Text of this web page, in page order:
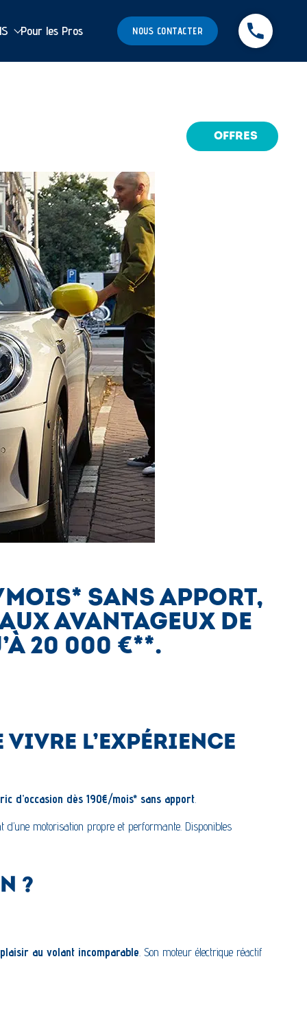
Pour les Pros NOUS CONTACTER
OFFRES
SANS APPORT,
AVANTAGEUX DE
20 000 €**.
L’EXPÉRIENCE
d’occasion dès 190€/mois* sans apport
motorisation propre et performante. Disponibles
?
au volant incomparable. Son moteur électrique réactif